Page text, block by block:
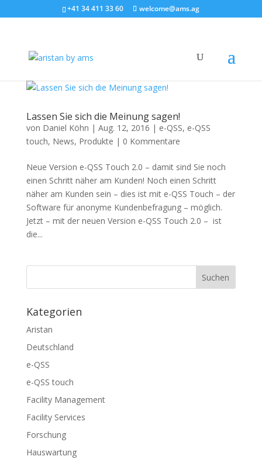
+41 34 411 33 60 welcome@ams.ag
Lassen Sie sich die Meinung sagen!
von Daniel Köhn | Aug. 12, 2016 | e-QSS, e-QSS
touch, News, Produkte | 0 Kommentare
Neue Version e-QSS Touch 2.0 – damit sind Sie noch
einen Schritt näher am Kunden! Noch einen Schritt
näher am Kunden sein – dies ist mit e-QSS Touch – der
Software für anonyme Kundenbefragung – möglich.
Jetzt – mit der neuen Version e-QSS Touch 2.0 – ist
die...
Kategorien
Aristan
Deutschland
e-QSS
e-QSS touch
Facility Management
Facility Services
Forschung
Hauswartung